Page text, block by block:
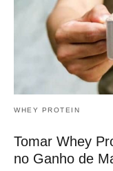
WHEY PROTEIN
Tomar Whey
no Ganho de